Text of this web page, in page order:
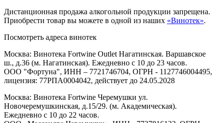
Дистанционная продажа алкогольной продукции запрещена.
Приобрести товар вы можете в одной из наших «Винотек».
Посмотреть адреса винотек
Москва: Винотека Fortwine Outlet Нагатинская. Варшавское
ш., д.36 (м. Нагатинская). Ежедневно с 10 до 23 часов.
ООО "Фортуна", ИНН – 7721746704, ОГРН - 1127746004495,
лицензия: 77РПА0004042, действует до 24.05.2028
Москва: Винотека Fortwine Черемушки ул.
Новочеремушкинская, д.15/29. (м. Академическая).
Ежедневно с 10 до 22 часов.